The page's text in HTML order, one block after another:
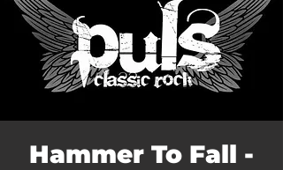
Hammer To Fall -